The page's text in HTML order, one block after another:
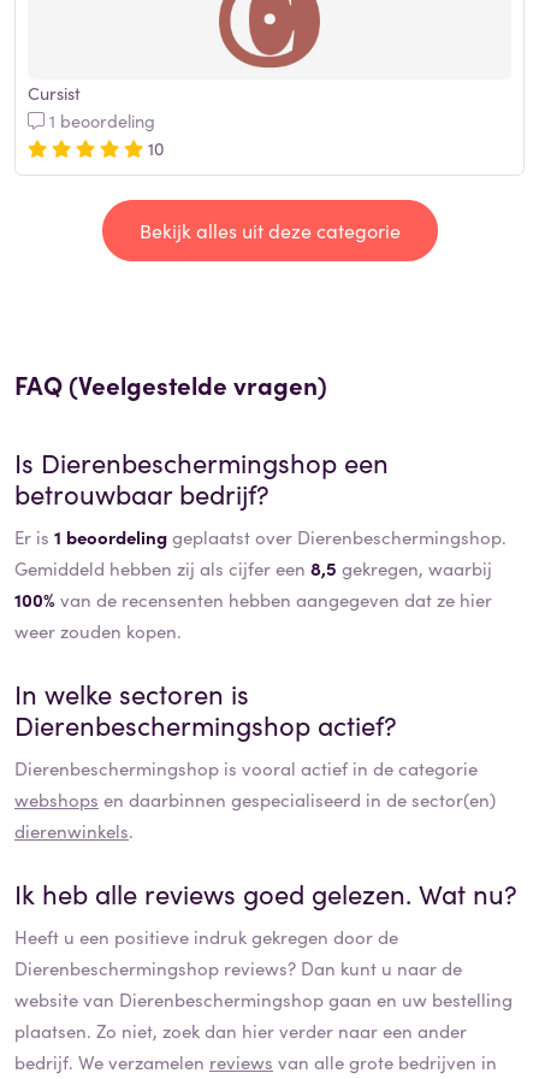
Cursist
1 beoordeling
10
Bekijk alles uit deze categorie
FAQ (Veelgestelde vragen)
Is Dierenbeschermingshop een
betrouwbaar bedrijf?
Er is 1 beoordelinggeplaatst over Dierenbeschermingshop.
Gemiddeld hebben zij als cijfer een 8,5 gekregen, waarbij
100% van de recensenten hebben aangegeven dat ze hier
weer zouden kopen.
In welke sectoren is
Dierenbeschermingshop actief?
Dierenbeschermingshop is vooral actief in de categorie
webshops en daarbinnen gespecialiseerd in de sector(en)
dierenwinkels.
Ik heb alle reviews goed gelezen. Wat nu?
Heeft u een positieve indruk gekregen door de
Dierenbeschermingshop reviews? Dan kunt u naar de
website van Dierenbeschermingshopgaan en uw bestelling
plaatsen. Zo niet, zoek dan hier verder naar een ander
bedrijf. We verzamelen reviews van alle grote bedrijven in